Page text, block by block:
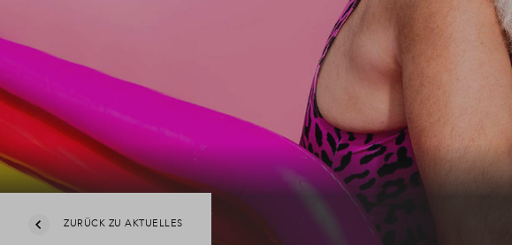
ZURÜCK ZU AKTUELLES